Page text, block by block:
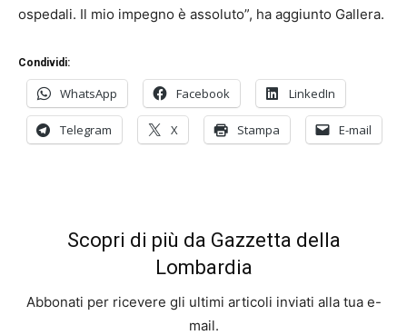
ospedali. Il mio impegno è assoluto”, ha aggiunto Gallera.
Condividi:
WhatsApp Facebook LinkedIn
Telegram X Stampa E-mail
Scopri di più da Gazzetta della
Lombardia
Abbonati per ricevere gli ultimi articoli inviati alla tua e-
mail.